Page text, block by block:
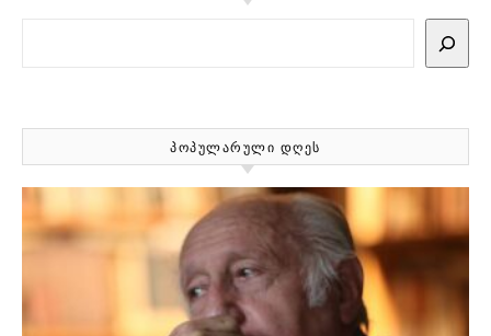
ᲞᲝᲞᲣᲚᲐᲠᲣᲚᲘ ᲓᲦᲔᲡ